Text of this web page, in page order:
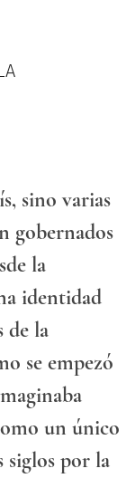
sino varias
gobernados
la
identidad
de la
se empezó
un único
siglos por la